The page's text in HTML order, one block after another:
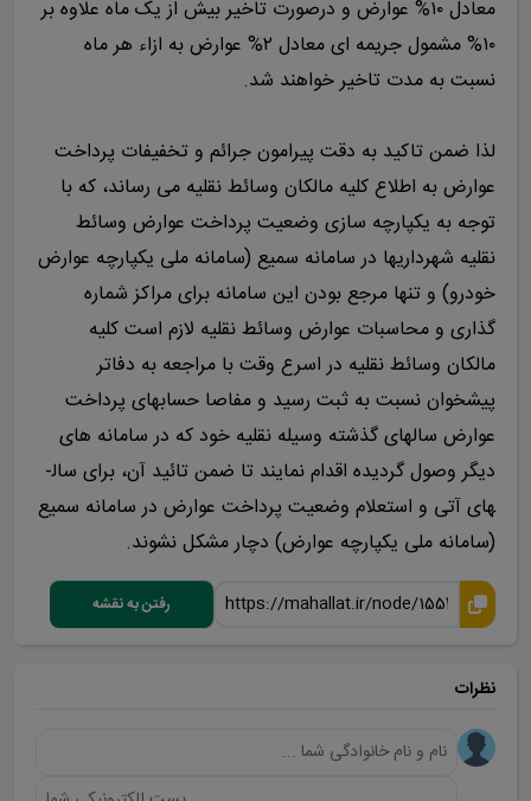
معادل ۱۰% عوارض و درصورت تاخیر بیش از یک ماه علاوه بر
۱۰% مشمول جریمه ای معادل ۲% عوارض به ازاء هر ماه
نسبت به مدت تاخیر خواهند شد.
لذا ضمن تاکید به دقت پیرامون جرائم و تخفیفات پرداخت
عوارض به اطلاع کلیه مالکان وسائط نقلیه می رساند، که با
توجه به یکپارچه سازی وضعیت پرداخت عوارض وسائط
نقلیه شهرداری­ها در سامانه سمیع (سامانه ملی یکپارچه عوارض
خودرو) و تنها مرجع بودن این سامانه برای مراکز شماره
گذاری و محاسبات عوارض وسائط نقلیه لازم است کلیه
مالکان وسائط نقلیه در اسرع وقت با مراجعه به دفاتر
پیشخوان نسبت به ثبت رسید و مفاصا حساب­های پرداخت
عوارض سال­های گذشته وسیله نقلیه خود که در سامانه های
دیگر وصول گردیده اقدام نمایند تا ضمن تائید آن، برای سال­
های آتی و استعلام وضعیت پرداخت عوارض در سامانه سمیع
(سامانه ملی یکپارچه عوارض) دچار مشکل نشوند.
رفتن به نقشه
نظرات